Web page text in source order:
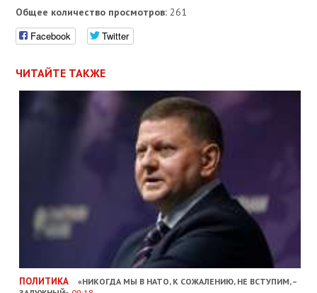
Общее количество просмотров: 261
Facebook Twitter
ЧИТАЙТЕ ТАКЖЕ
ПОЛИТИКА
«НИКОГДА МЫ В НАТО, К СОЖАЛЕНИЮ, НЕ ВСТУПИМ, –